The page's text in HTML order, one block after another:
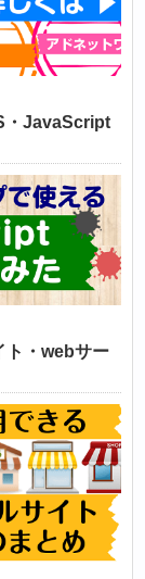
・JavaScript
ト・webサー